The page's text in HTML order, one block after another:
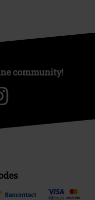
community!